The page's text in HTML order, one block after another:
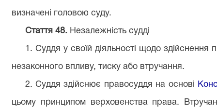
визначені головою суду.
Стаття 48.Незалежність судді
1. Суддя у своїй діяльності щодо
незаконного впливу, тиску або втручання.
2. Суддя здійснює правосуддя на основі
цьому принципом верховенства права.